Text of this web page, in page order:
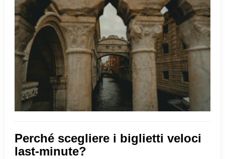
Perché scegliere i biglietti veloci
last-minute?